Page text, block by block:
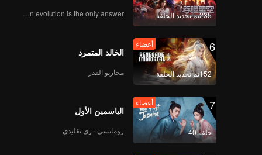
120
أعضاء
235تم تجديد الحلقة Human evolution is the only answer.
6
152تم تجديد الحلقة
أعضاء
الخالد المتمرد
محاربو القدر
7
حلقة 40
أعضاء
الياسمين الأول
رومانسي · زي تقليدي